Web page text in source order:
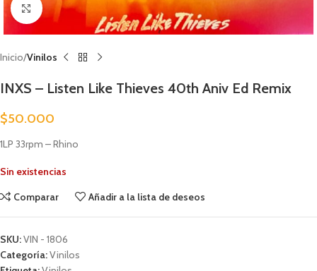
Clic para ampliar
Inicio Vinilos
INXS – Listen Like Thieves 40th Aniv Ed Remix
$50.000
1LP 33rpm – Rhino
Sin existencias
Comparar
Añadir a la lista de deseos
SKU:VIN - 1806
Categoría:Vinilos